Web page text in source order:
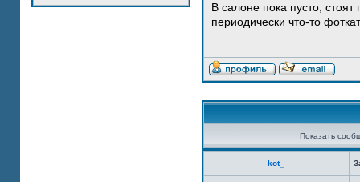
В салоне пока пусто,
периодически что-то
Показать
kot_